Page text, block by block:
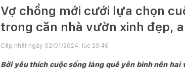
Vợ chồng mới cưới lựa chọn
trong căn nhà vườn xinh đẹp,
Cập nhật ngày 02/01/2024, lúc 23:46
Bởi yêu thích cuộc sống làng quê yên bình nên